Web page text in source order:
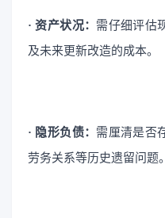
· 资产状况： 需仔细评估
及未来更新改造的成本。
· 隐形负债： 需厘清是否
劳务关系等历史遗留问题。